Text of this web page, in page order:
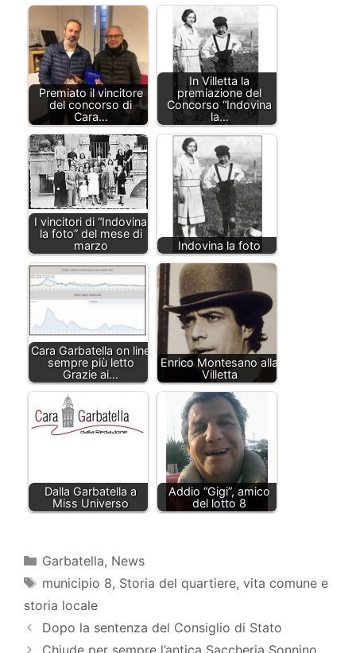
Premiato il vincitore
del concorso di
Cara…
In Villetta la
premiazione del
Concorso “Indovina
la…
I vincitori di “Indovina
la foto” del mese di
marzo
Indovina la foto
Cara Garbatella on line
sempre più letto
Grazie ai…
Enrico Montesano alla
Villetta
Dalla Garbatella a
Miss Universo
Addio “Gigi”, amico
del lotto 8
Categorie
Garbatella, News
Tag
municipio 8, Storia del quartiere, vita comune e
storia locale
Dopo la sentenza del Consiglio di Stato
Chiude per sempre l’antica Saccheria Sonnino